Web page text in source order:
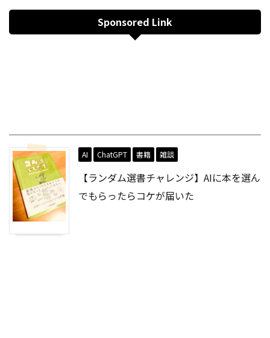
Sponsored Link
AI ChatGPT 書籍 雑談
【ランダム選書チャレンジ】AIに本を選ん
でもらったらコケが届いた